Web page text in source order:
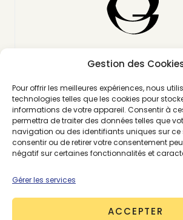
Gestion des
Pour offrir les meilleures expériences, nous
technologies telles que les cookies pour
informations de votre appareil. Consentir à
permettra de traiter des données telles que
navigation ou des identifiants uniques sur ce
consentir ou de retirer votre consentement
négatif sur certaines fonctionnalités et
Gérer les services
ACCEPTER
About the Author
Renaud
198 posts
Laisser un commentaire